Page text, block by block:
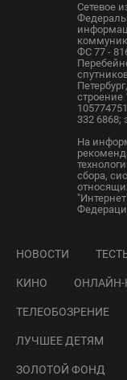
Сетевое
ФС 77 -
строение
332 6868;
На
сбора,
НОВОСТИ
КИНО ОНЛАЙН-
ТЕЛЕОБОЗРЕНИЕ
ЛУЧШЕЕ ДЕТЯМ
ЗОЛОТОЙ ФОНД